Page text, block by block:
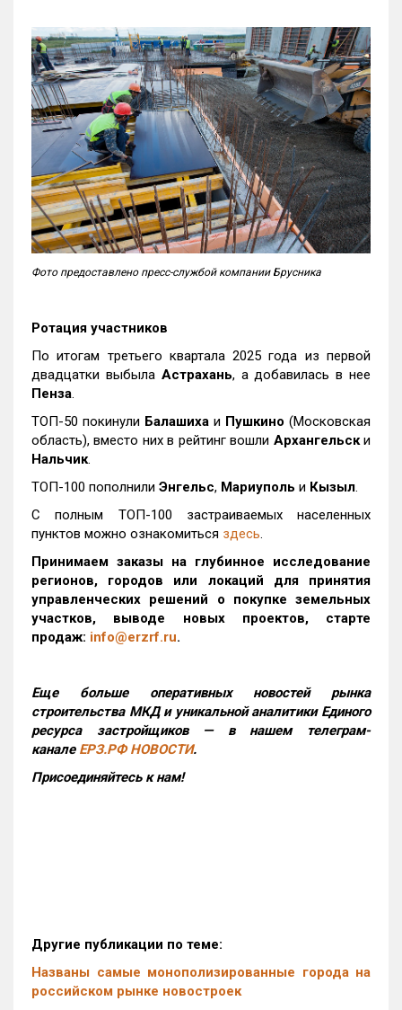
Фото предоставлено пресс-службой компании Брусника
Ротация участников
По итогам третьего квартала 2025 года из первой
двадцатки выбыла Астрахань, а добавилась в нее
Пенза.
ТОП-50 покинули Балашиха и Пушкино (Московская
область), вместо них в рейтинг вошли Архангельски
Нальчик.
ТОП-100 пополнили Энгельс, Мариуполь и Кызыл.
С полным ТОП-100 застраиваемых населенных
пунктов можно ознакомиться здесь.
Принимаем заказы на глубинное исследование
регионов, городов или локаций для принятия
управленческих решений о покупке земельных
участков, выводе новых проектов, старте
продаж: info@erzrf.ru.
Еще больше оперативных новостей рынка
строительства МКД и уникальной аналитики Единого
ресурса застройщиков — в нашем телеграм-
канале ЕРЗ.РФ НОВОСТИ.
Присоединяйтесь к нам!
Другие публикации по теме:
Названы самые монополизированные города на
российском рынке новостроек